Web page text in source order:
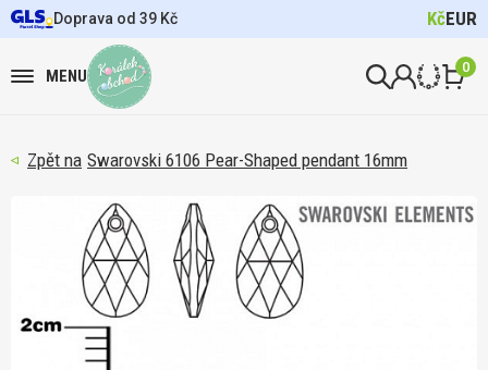
Doprava od 39 Kč KčEUR
MENU 0
Swarovski 6106 Pear-Shaped pendant 16mm